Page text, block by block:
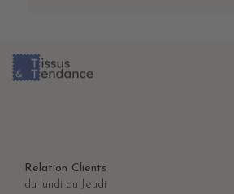
Relation Clients
du lundi au Jeudi